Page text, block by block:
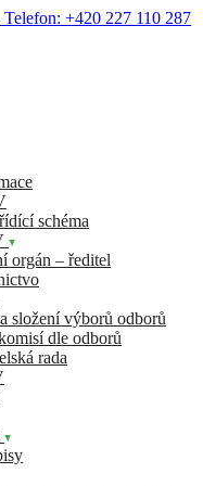
Telefon: +420 227 110 287
schéma
orgán – ředitel
složení výborů odborů
dle odborů
rada